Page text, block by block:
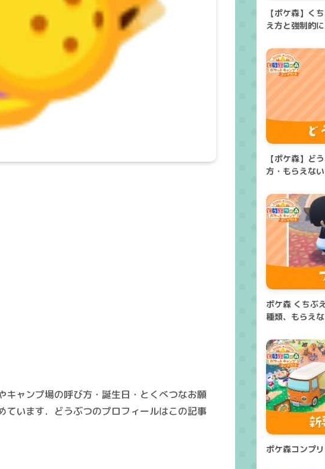
キャンプ場の呼び方・誕生日・とくべつなお願
ています．どうぶつのプロフィールはこの記事
【ポケ森】く
え方と強制的
【ポケ森】ど
方・もらえな
ポケ森 くちぶ
種類、もらえ
ポケ森コンプ